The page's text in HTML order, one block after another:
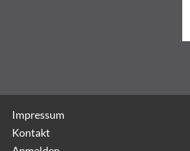
Impressum
Kontakt